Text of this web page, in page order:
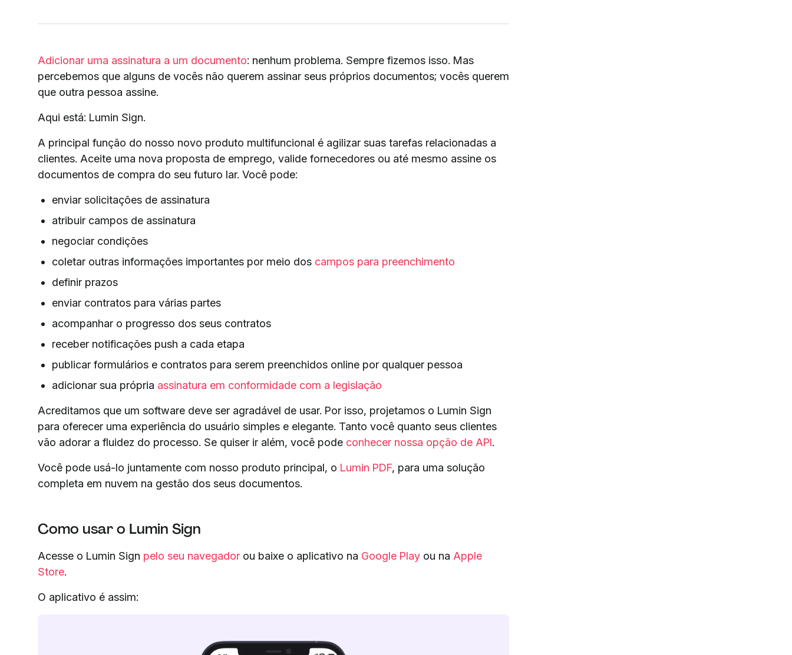
Adicionar uma assinatura a um documento: nenhum problema. Sempre fizemos isso. Mas
percebemos que alguns de vocês não querem assinar seus próprios documentos; vocês querem
que outra pessoa assine.
Aqui está: Lumin Sign.
A principal função do nosso novo produto multifuncional é agilizar suas tarefas relacionadas a
clientes. Aceite uma nova proposta de emprego, valide fornecedores ou até mesmo assine os
documentos de compra do seu futuro lar. Você pode:
enviar solicitações de assinatura
atribuir campos de assinatura
negociar condições
coletar outras informações importantes por meio dos campos para preenchimento
definir prazos
enviar contratos para várias partes
acompanhar o progresso dos seus contratos
receber notificações push a cada etapa
publicar formulários e contratos para serem preenchidos online por qualquer pessoa
adicionar sua própria assinatura em conformidade com a legislação
Acreditamos que um software deve ser agradável de usar. Por isso, projetamos o Lumin Sign
para oferecer uma experiência do usuário simples e elegante. Tanto você quanto seus clientes
vão adorar a fluidez do processo. Se quiser ir além, você pode conhecer nossa opção de API.
Você pode usá-lo juntamente com nosso produto principal, o Lumin PDF, para uma solução
completa em nuvem na gestão dos seus documentos.
Como usar o Lumin Sign
Acesse o Lumin Sign pelo seu navegador ou baixe o aplicativo na Google Play ou na Apple
Store.
O aplicativo é assim: